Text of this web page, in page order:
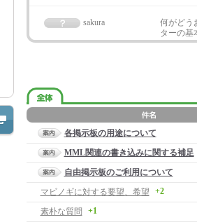
sakura
何がどう
ターの基
各掲示板の用途について
MML関連の書き込みに関する補足
自由掲示板のご利用について
マビノギに対する要望、希望
+2
素朴な質問 +1